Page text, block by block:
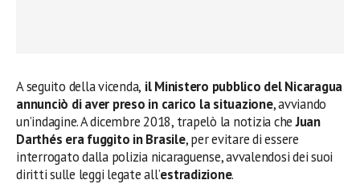
A seguito della vicenda, il Ministero pubblico del Nicaragua
annunciò di aver preso in carico la situazione, avviando
un’indagine. A dicembre 2018, trapelò la notizia cheJuan
Darthés era fuggito in Brasile, per evitare di essere
interrogato dalla polizia nicaraguense, avvalendosi dei suoi
diritti sulle leggi legate all’estradizione.